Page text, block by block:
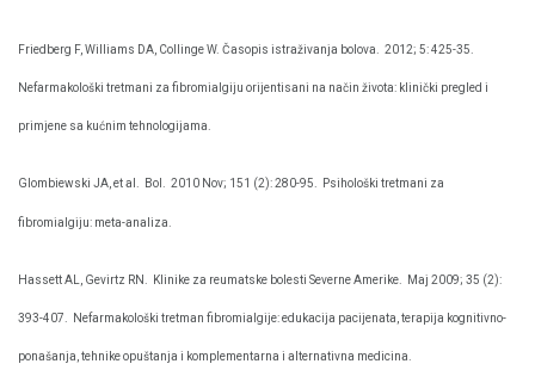
Friedberg F, Williams DA, Collinge W. Časopis istraživanja bolova. 2012; 5: 425-35.
Nefarmakološki tretmani za fibromialgiju orijentisani na način života: klinički pregled i
primjene sa kućnim tehnologijama.
Glombiewski JA, et al. Bol. 2010 Nov; 151 (2): 280-95. Psihološki tretmani za
fibromialgiju: meta-analiza.
Hassett AL, Gevirtz RN. Klinike za reumatske bolesti Severne Amerike. Maj 2009; 35 (2):
393-407. Nefarmakološki tretman fibromialgije: edukacija pacijenata, terapija kognitivno-
ponašanja, tehnike opuštanja i komplementarna i alternativna medicina.